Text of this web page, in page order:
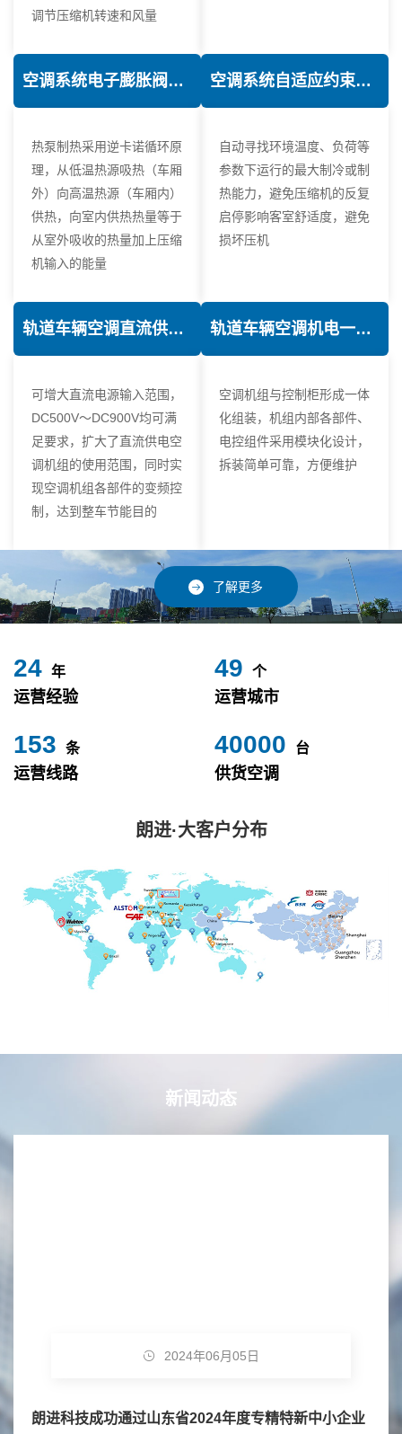
调节压缩机转速和风量
空调系统电子膨胀阀热力学优化技术
热泵制热采用逆卡诺循环原
理，从低温热源吸热（车厢
外）向高温热源（车厢内）
供热，向室内供热热量等于
从室外吸收的热量加上压缩
机输入的能量
空调系统自适应约束控制技术
自动寻找环境温度、负荷等
参数下运行的最大制冷或制
热能力，避免压缩机的反复
启停影响客室舒适度，避免
损坏压机
轨道车辆空调直流供电技术
可增大直流电源输入范围，
DC500V～DC900V均可满
足要求，扩大了直流供电空
调机组的使用范围，同时实
现空调机组各部件的变频控
制，达到整车节能目的
轨道车辆空调机电一体化技术
空调机组与控制柜形成一体
化组装，机组内部各部件、
电控组件采用模块化设计，
拆装简单可靠，方便维护
了解更多
24 年
运营经验
49 个
运营城市
153 条
运营线路
40000 台
供货空调
朗进·大客户分布
新闻动态
2024年06月05日
朗进科技成功通过山东省2024年度专精特新中小企业